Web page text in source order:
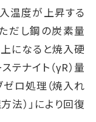
温度が上昇する
だし鋼の炭素量
になると焼入硬
テナイト（γR）量
ゼロ処理（焼入れ
）」により回復